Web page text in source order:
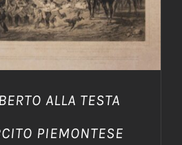
ALLA TESTA
PIEMONTESE